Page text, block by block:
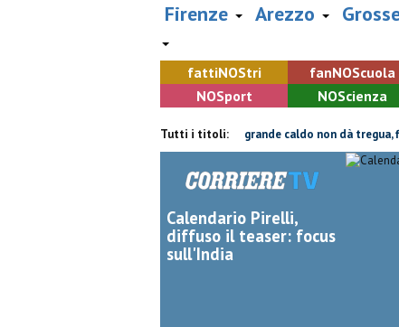
Firenze Arezzo
fattiNOStri fanNOScuola
NOSport NOScienza
Tutti i titoli:
parte del tetto collassa Il grande caldo non dà tregua, fine
Calendario Pirelli,
diffuso il teaser: focus
sull'India